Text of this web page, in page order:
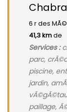
6 r des
41,3 kmde
Services :
parc,
piscine,
jardin,
paillage,